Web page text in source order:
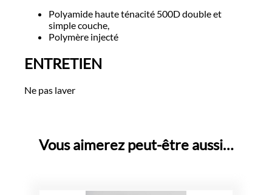
Polyamide haute ténacité 500D double et
simple couche,
Polymère injecté
ENTRETIEN
Ne pas laver
Vous aimerez peut-être aussi…